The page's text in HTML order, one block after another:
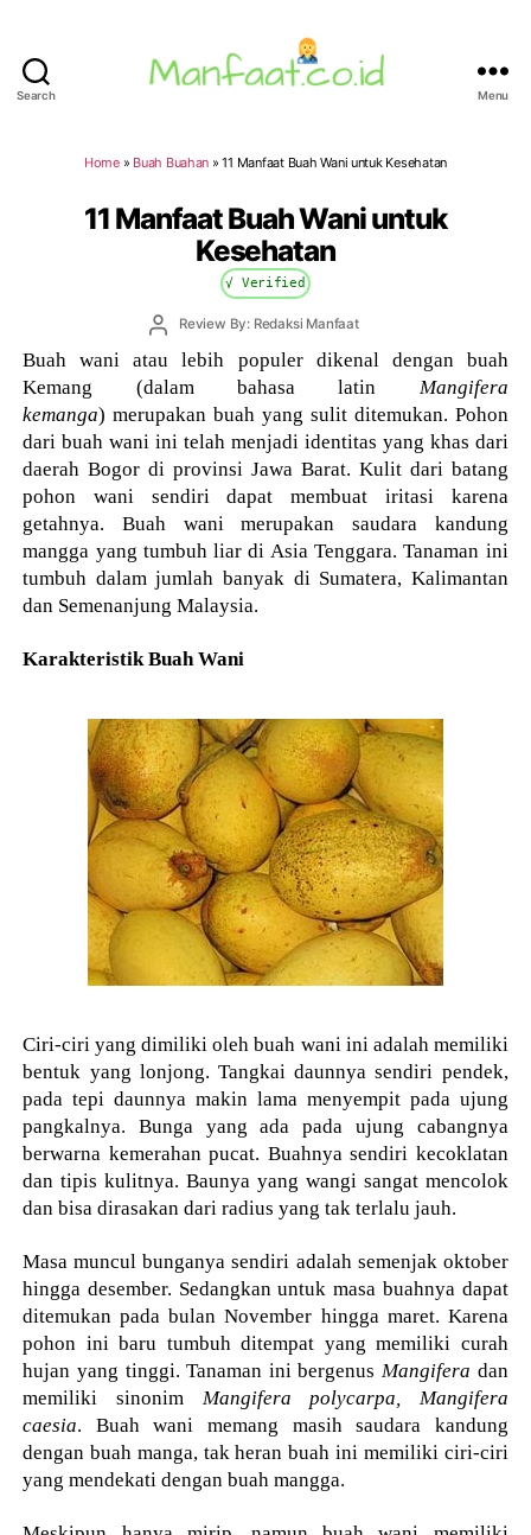
Search Menu
Home» Buah Buahan »11 Manfaat Buah Wani untuk Kesehatan
11 Manfaat Buah Wani untuk
Kesehatan
√ Verified
PostReview By: Redaksi Manfaat
Buah wani atau lebih populer dikenal dengan buah
Kemang (dalam bahasa latin Mangifera
kemanga) merupakan buah yang sulit ditemukan. Pohon
dari buah wani ini telah menjadi identitas yang khas dari
daerah Bogor di provinsi Jawa Barat. Kulit dari batang
pohon wani sendiri dapat membuat iritasi karena
getahnya. Buah wani merupakan saudara kandung
mangga yang tumbuh liar di Asia Tenggara. Tanaman ini
tumbuh dalam jumlah banyak di Sumatera, Kalimantan
dan Semenanjung Malaysia.
Karakteristik Buah Wani
Ciri-ciri yang dimiliki oleh buah wani ini adalah memiliki
bentuk yang lonjong. Tangkai daunnya sendiri pendek,
pada tepi daunnya makin lama menyempit pada ujung
pangkalnya. Bunga yang ada pada ujung cabangnya
berwarna kemerahan pucat. Buahnya sendiri kecoklatan
dan tipis kulitnya. Baunya yang wangi sangat mencolok
dan bisa dirasakan dari radius yang tak terlalu jauh.
Masa muncul bunganya sendiri adalah semenjak oktober
hingga desember. Sedangkan untuk masa buahnya dapat
ditemukan pada bulan November hingga maret. Karena
pohon ini baru tumbuh ditempat yang memiliki curah
hujan yang tinggi. Tanaman ini bergenusMangifera dan
memiliki sinonim Mangifera polycarpa,
Mangifera
caesia. Buah wani memang masih saudara kandung
dengan buah manga, tak heran buah ini memiliki ciri-ciri
yang mendekati dengan buah mangga.